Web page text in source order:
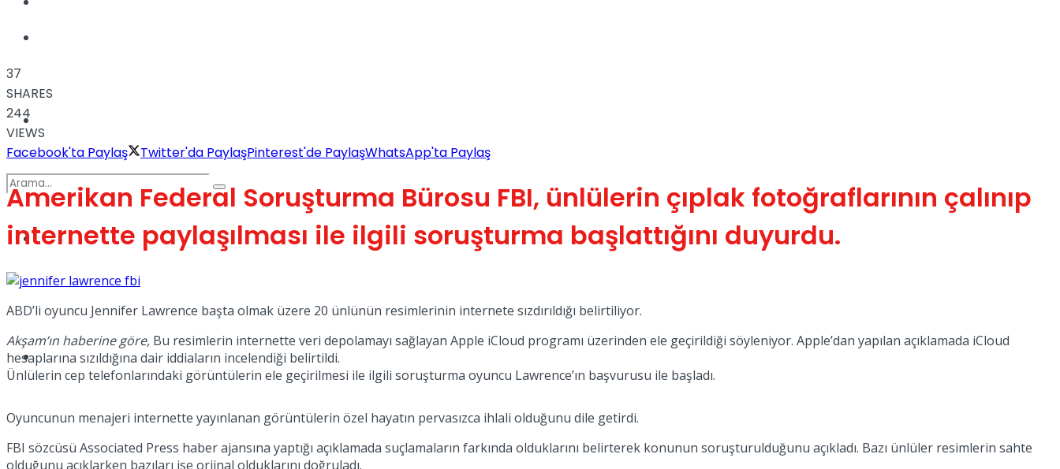
Türkiye
Müzik
No Result
View All Result
37
SHARES
244
VIEWS
Facebook'ta Paylaş
Twitter'da PaylaşPinterest'de PaylaşWhatsApp'ta Paylaş
Amerikan Federal Soruşturma Bürosu FBI, ünlülerin çıplak fotoğraflarının çalınıp
internette paylaşılması ile ilgili soruşturma başlattığını duyurdu.
ABD’li oyuncu Jennifer Lawrence başta olmak üzere 20 ünlünün resimlerinin internete sızdırıldığı belirtiliyor.
Akşam’ın haberine göre, Bu resimlerin internette veri depolamayı sağlayan Apple iCloud programı üzerinden ele geçirildiği söyleniyor. Apple’dan yapılan açıklamada iCloud
hesaplarına sızıldığına dair iddiaların incelendiği belirtildi.
Ünlülerin cep telefonlarındaki görüntülerin ele geçirilmesi ile ilgili soruşturma oyuncu Lawrence’ın başvurusu ile başladı.
Oyuncunun menajeri internette yayınlanan görüntülerin özel hayatın pervasızca ihlali olduğunu dile getirdi.
FBI sözcüsü Associated Press haber ajansına yaptığı açıklamada suçlamaların farkında olduklarını belirterek konunun soruşturulduğunu açıkladı. Bazı ünlüler resimlerin sahte
olduğunu açıklarken bazıları ise orjinal olduklarını doğruladı.